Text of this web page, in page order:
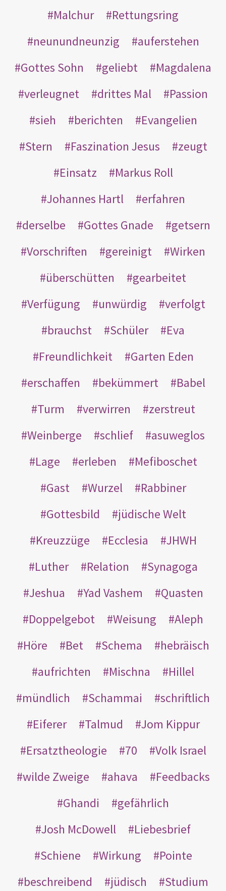
Malchur
Rettungsring
neunundneunzig
auferstehen
Gottes Sohn
geliebt
Magdalena
verleugnet
drittes Mal
Passion
sieh
berichten
Evangelien
Stern
Faszination Jesus
zeugt
Einsatz
Markus Roll
Johannes Hartl
erfahren
derselbe
Gottes Gnade
getsern
Vorschriften
gereinigt
Wirken
überschütten
gearbeitet
Verfügung
unwürdig
verfolgt
brauchst
Schüler
Eva
Freundlichkeit
Garten Eden
erschaffen
bekümmert
Babel
Turm
verwirren
zerstreut
Weinberge
schlief
asuweglos
Lage
erleben
Mefiboschet
Gast
Wurzel
Rabbiner
Gottesbild
jüdische Welt
Kreuzzüge
Ecclesia
JHWH
Luther
Relation
Synagoga
Jeshua
Yad Vashem
Quasten
Doppelgebot
Weisung
Aleph
Höre
Bet Schema
hebräisch
aufrichten
Mischna
Hillel
mündlich
Schammai
schriftlich
Eiferer
Talmud
Jom Kippur
Ersatztheologie
70
Volk Israel
wilde Zweige
ahava
Feedbacks
Ghandi
gefährlich
Josh McDowell
Liebesbrief
Schiene
Wirkung
Pointe
beschreibend
jüdisch Studium